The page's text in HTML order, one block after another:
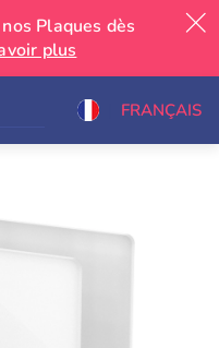
Plaques dès
plus
FRANÇAIS